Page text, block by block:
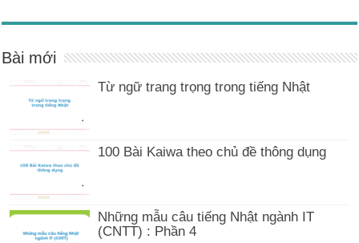
Bài mới
Từ ngữ trang trọng trong tiếng Nhật
100 Bài Kaiwa theo chủ đề thông dụng
Những mẫu câu tiếng Nhật ngành IT
(CNTT) : Phần 4